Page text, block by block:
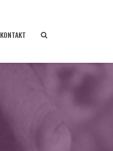
KONTAKT